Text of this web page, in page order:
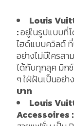
Louis
:อยู่ในรูปแบบที่
ไฮด์แบบควิลต์
อย่างไม่มีใครส
ได้กับทุกลุค มิกซ์
ๆ ใฝ่ฝันเป็นอย่า
บาท
Louis
Accessoires :